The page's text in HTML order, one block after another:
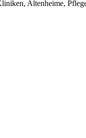
Altenheime,